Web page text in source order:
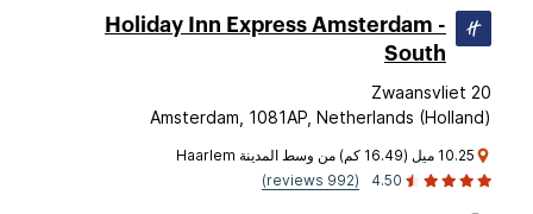
Holiday Inn Express Amsterdam -
South
Zwaansvliet 20
Amsterdam, 1081AP, Netherlands (Holland)
10.25 ميل (16.49 كم) من وسط المدينة Haarlem
4.50
(992 reviews)